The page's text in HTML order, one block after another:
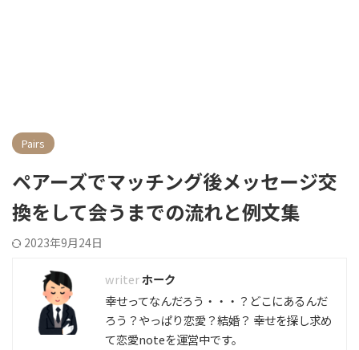
Pairs
ペアーズでマッチング後メッセージ交
換をして会うまでの流れと例文集
2023年9月24日
ホーク
幸せってなんだろう・・・？どこにあるんだ
ろう？やっぱり恋愛？結婚？ 幸せを探し求め
て恋愛noteを運営中です。